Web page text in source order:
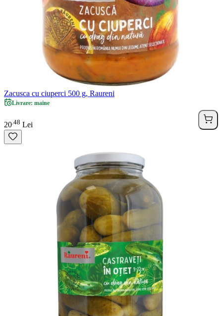
Zacusca cu ciuperci 500 g, Raureni
Livrare: maine
20 48 Lei